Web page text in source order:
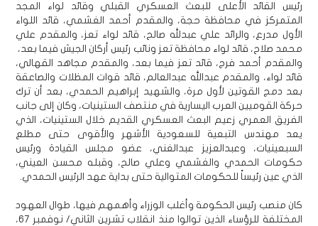
رئيس القائد الأعلى للبعث العسكري القبلي وقائد لواء المجد
المتمركز في محافظة حجة، والمقدم أحمد الغشمي، قائد اللواء
الأول مدرع، والرائد علي عبدلله صالح، قائد لواء تعز، والمقدم علي
محمد صلاح، قائد لواء محافظة تعز ونائب رئيس أركان الجيش فيما بعد،
والمقدم أحمد فرج، قائد تعز فيما بعد، والمقدم مجاهد القهالي،
قائد لواء، والمقدم عبدالله عبدالعالم، قائد قوات المظلات والصاعقة
بعد دمج القوتين لأول مرة، والشهيد إبراهيم الحمدي، بعد أن ترك
حركة القوميين العرب اليسارية في منتصف الستينيات، وكان إلى جانب
الفريق العمري زعيم البعث العسكري القديم خلال الستينيات، الذي
يعد مهندس التبعية للسعودية الأشهر والأقوى حتى مطلع
السبعينيات، وعبدالعزيز عبدالغني، عضو مجلس القيادة ورئيس
حكومات الحمدي والغشمي وعلي صالح، وقبله محسن العيني،
الذي عين رئيساً للحكومات المتوالية حتى بداية عهد الرئيس الحمدي.
كان منصب رئيس الحكومة وأغلب الوزراء وأهمهم فيها، طوال العهود
المختلفة للرؤساء الذين توالوا منذ انقلاب تشرين الثاني/ نوفمبر 67،